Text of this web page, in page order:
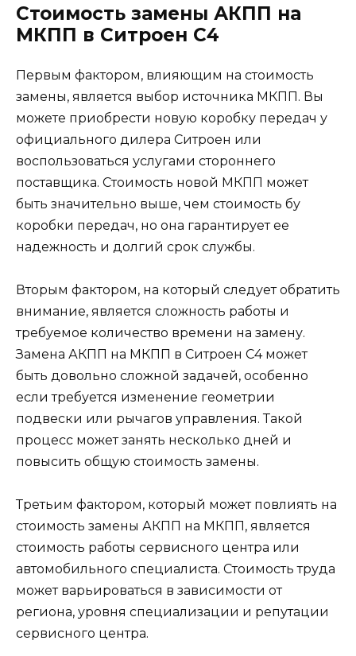
Стоимость замены АКПП на
МКПП в Ситроен С4
Первым фактором, влияющим на стоимость
замены, является выбор источника МКПП. Вы
можете приобрести новую коробку передач у
официального дилера Ситроен или
воспользоваться услугами стороннего
поставщика. Стоимость новой МКПП может
быть значительно выше, чем стоимость бу
коробки передач, но она гарантирует ее
надежность и долгий срок службы.
Вторым фактором, на который следует обратить
внимание, является сложность работы и
требуемое количество времени на замену.
Замена АКПП на МКПП в Ситроен С4 может
быть довольно сложной задачей, особенно
если требуется изменение геометрии
подвески или рычагов управления. Такой
процесс может занять несколько дней и
повысить общую стоимость замены.
Третьим фактором, который может повлиять на
стоимость замены АКПП на МКПП, является
стоимость работы сервисного центра или
автомобильного специалиста. Стоимость труда
может варьироваться в зависимости от
региона, уровня специализации и репутации
сервисного центра.